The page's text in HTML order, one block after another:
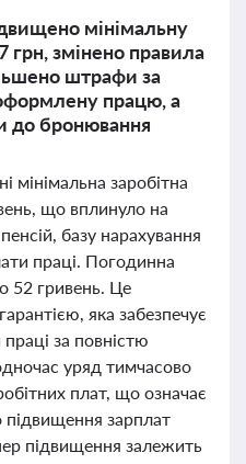
мінімальну
грн, змінено правила
штрафи за
працю, а
до бронювання
мінімальна заробітна
що вплинуло на
базу нарахування
праці. Погодинна
52 гривень. Це
яка забезпечує
за повністю
уряд тимчасово
плат, що означає
підвищення зарплат
підвищення залежить